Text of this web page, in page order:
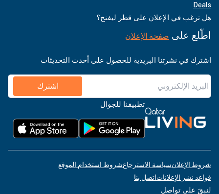
Deals
هل ترغب في الإعلان على قطر ليفنج؟
اطّلع على صفحة الإعلان
اشترك في نشرتنا البريدية للحصول على أحدث التحديثات
اشترك
تطبيقنا للجوال
شروط الإعلانسياسة الاسترجاعشروط استخدام الموقع
قواعد نشر الإعلاناتاتصل بنا
لنبقَ على تواصل